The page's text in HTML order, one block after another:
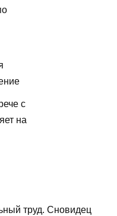
с
на
труд. Сновидец